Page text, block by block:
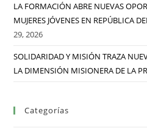
LA FORMACIÓN ABRE NUEVAS
MUJERES JÓVENES EN REPÚBLICA
29, 2026
SOLIDARIDAD Y MISIÓN TRAZA
LA DIMENSIÓN MISIONERA DE LA
Categorías